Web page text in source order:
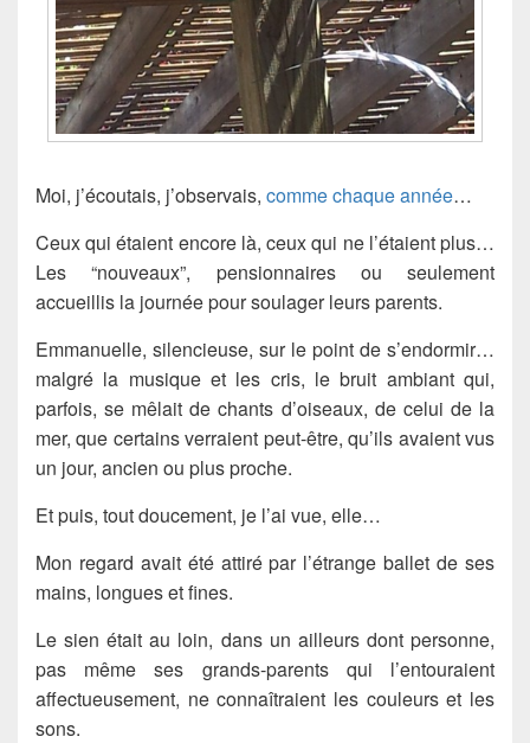
Moi, j’écoutais, j’observais, comme chaque année…
Ceux qui étaient encore là, ceux qui ne l’étaient plus…
Les “nouveaux”, pensionnaires ou seulement
accueillis la journée pour soulager leurs parents.
Emmanuelle, silencieuse, sur le point de s’endormir…
malgré la musique et les cris, le bruit ambiant qui,
parfois, se mêlait de chants d’oiseaux, de celui de la
mer, que certains verraient peut-être, qu’ils avaient vus
un jour, ancien ou plus proche.
Et puis, tout doucement, je l’ai vue, elle…
Mon regard avait été attiré par l’étrange ballet de ses
mains, longues et fines.
Le sien était au loin, dans un ailleurs dont personne,
pas même ses grands-parents qui l’entouraient
affectueusement, ne connaîtraient les couleurs et les
sons.